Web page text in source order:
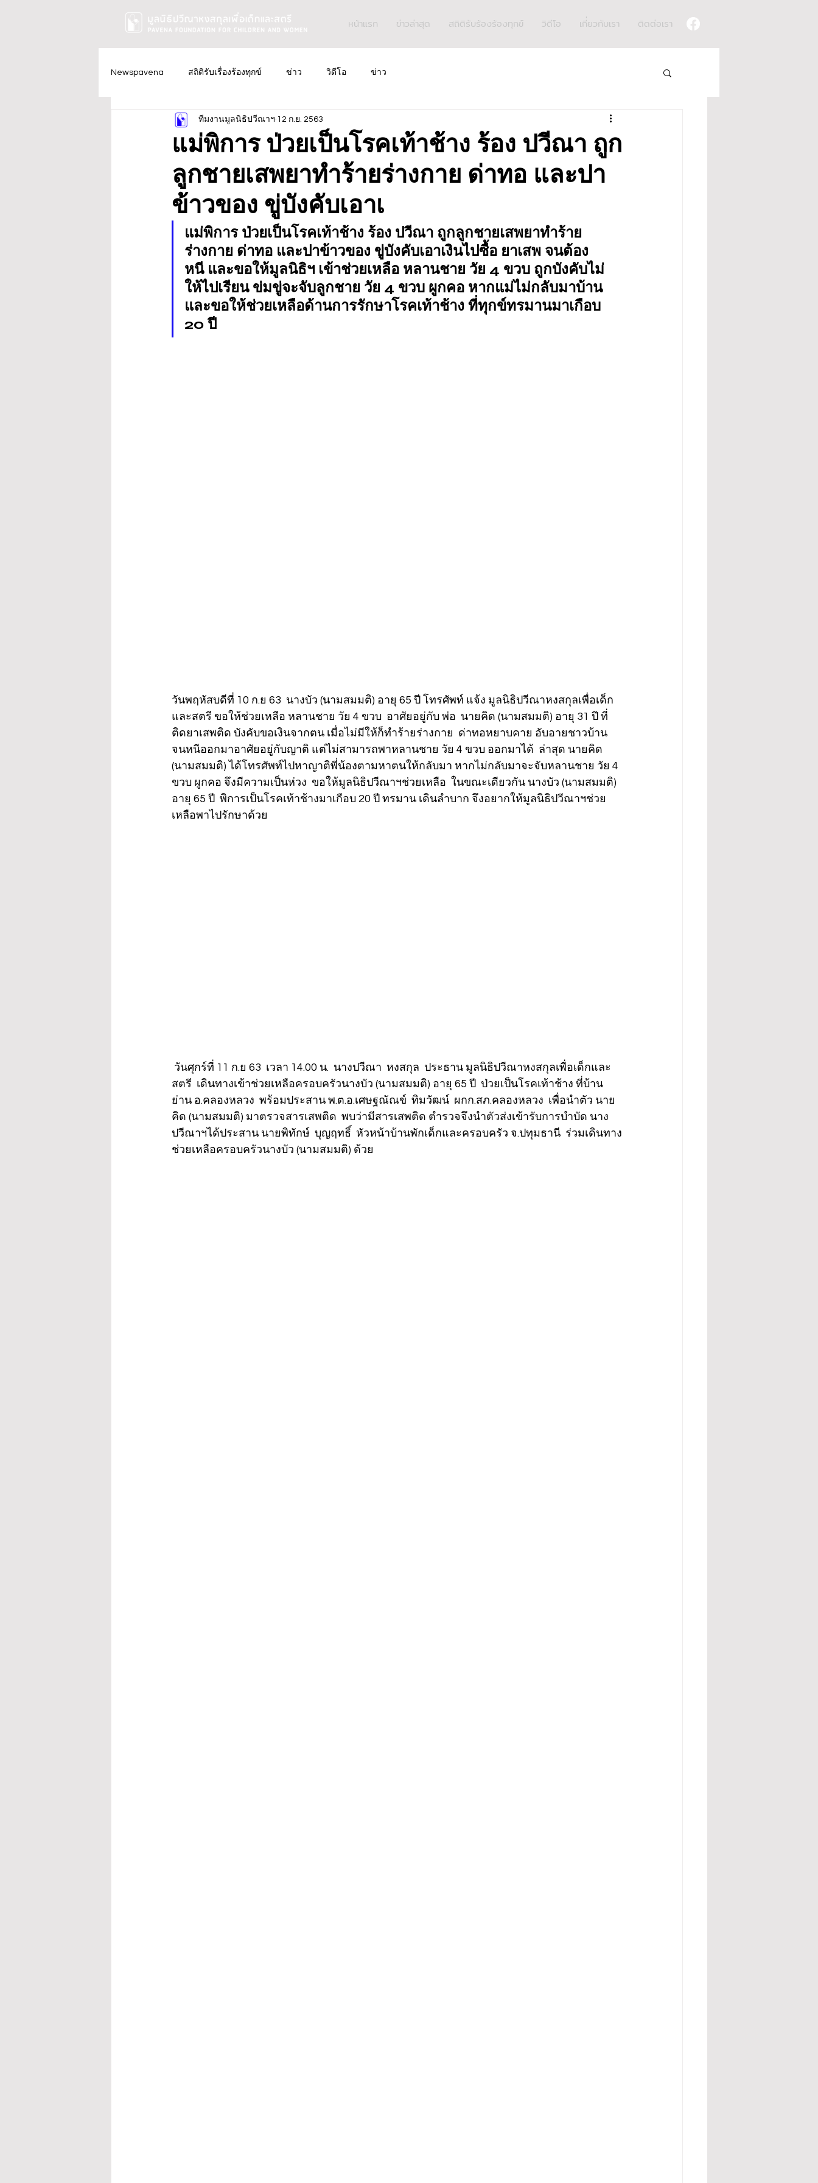
หน้าแรก ข่าวล่าสุด สถิติรับร้องร้องทุกข์ วิดีโอ เกี่ยวกับเรา ติดต่อเรา
Newspavena สถิติรับเรื่องร้องทุกข์ ข่าว วิดีโอ ข่าว
แม่พิการ ป่วยเป็นโรคเท้าช้าง ร้อง ปวีณา ถูก
ลูกชายเสพยาทำร้ายร่างกาย ด่าทอ และปา
ข้าวของ ขู่บังคับเอาเ
ทีมงานมูลนิธิปวีณาฯ 12 ก.ย. 2563
แม่พิการ ป่วยเป็นโรคเท้าช้าง ร้อง ปวีณา ถูกลูกชายเสพยาทำร้าย
ร่างกาย ด่าทอ และปาข้าวของ ขู่บังคับเอาเงินไปซื้อ ยาเสพ จนต้อง
หนี และขอให้มูลนิธิฯ เข้าช่วยเหลือ หลานชาย วัย 4 ขวบ ถูกบังคับไม่
ให้ไปเรียน ข่มขู่จะจับลูกชาย วัย 4 ขวบ ผูกคอ หากแม่ไม่กลับมาบ้าน
และขอให้ช่วยเหลือด้านการรักษาโรคเท้าช้าง ที่ทุกข์ทรมานมาเกือบ
20 ปี
วันพฤหัสบดีที่ 10 ก.ย 63  นางบัว (นามสมมติ) อายุ 65 ปี โทรศัพท์ แจ้ง มูลนิธิปวีณาหงสกุลเพื่อเด็ก
และสตรี ขอให้ช่วยเหลือ หลานชาย วัย 4 ขวบ  อาศัยอยู่กับ พ่อ  นายคิด (นามสมมติ) อายุ 31 ปี ที่
ติดยาเสพติด บังคับขอเงินจากตน เมื่อไม่มีให้ก็ทำร้ายร่างกาย  ด่าทอหยาบคาย อับอายชาวบ้าน
จนหนีออกมาอาศัยอยู่กับญาติ แต่ไม่สามารถพาหลานชาย วัย 4 ขวบ ออกมาได้  ล่าสุด นายคิด
(นามสมมติ) ได้โทรศัพท์ไปหาญาติพี่น้องตามหาตนให้กลับมา หากไม่กลับมาจะจับหลานชาย วัย 4
ขวบ ผูกคอ จึงมีความเป็นห่วง  ขอให้มูลนิธิปวีณาฯช่วยเหลือ  ในขณะเดียวกัน นางบัว (นามสมมติ)
อายุ 65 ปี  พิการเป็นโรคเท้าช้างมาเกือบ 20 ปี ทรมาน เดินลำบาก จึงอยากให้มูลนิธิปวีณาฯช่วย
เหลือพาไปรักษาด้วย
สตรี  เดินทางเข้าช่วยเหลือครอบครัวนางบัว (นามสมมติ) อายุ 65 ปี  ป่วยเป็นโรคเท้าช้าง ที่บ้าน
ย่าน อ.คลองหลวง  พร้อมประสาน พ.ต.อ.เศษฐณัณข์  ทิมวัฒน์  ผกก.สภ.คลองหลวง  เพื่อนำตัว นาย
คิด (นามสมมติ) มาตรวจสารเสพติด  พบว่ามีสารเสพติด ตำรวจจึงนำตัวส่งเข้ารับการบำบัด นาง
ปวีณาฯได้ประสาน นายพิทักษ์  บุญฤทธิ์  หัวหน้าบ้านพักเด็กและครอบครัว จ.ปทุมธานี  ร่วมเดินทาง
ช่วยเหลือครอบครัวนางบัว (นามสมมติ) ด้วย